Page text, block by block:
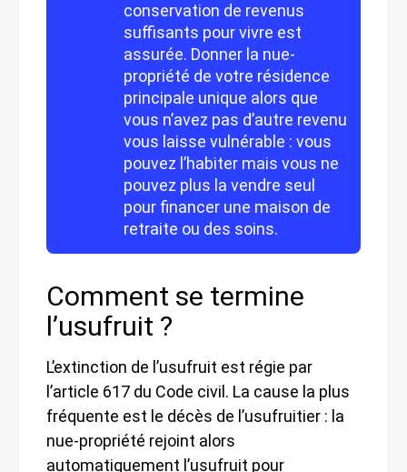
conservation de revenus
suffisants pour vivre est
assurée. Donner la nue-
propriété de votre résidence
principale unique alors que
vous n’avez pas d’autre revenu
vous laisse vulnérable : vous
pouvez l’habiter mais vous ne
pouvez plus la vendre seul
pour financer une maison de
retraite ou des soins.
Comment se termine
l’usufruit ?
L’extinction de l’usufruit est régie par
l’article 617 du Code civil. La cause la plus
fréquente est le décès de l’usufruitier : la
nue-propriété rejoint alors
automatiquement l’usufruit pour